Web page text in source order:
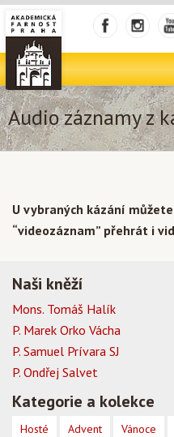
Audio záznamy z
U vybraných kázání
“videozáznam” přehrát i
Naši kněží
Mons. Tomáš Halík
P. Marek Orko Vácha
P. Samuel Prívara SJ
P. Ondřej Salvet
Kategorie a kolekce
Hosté Advent Vánoce